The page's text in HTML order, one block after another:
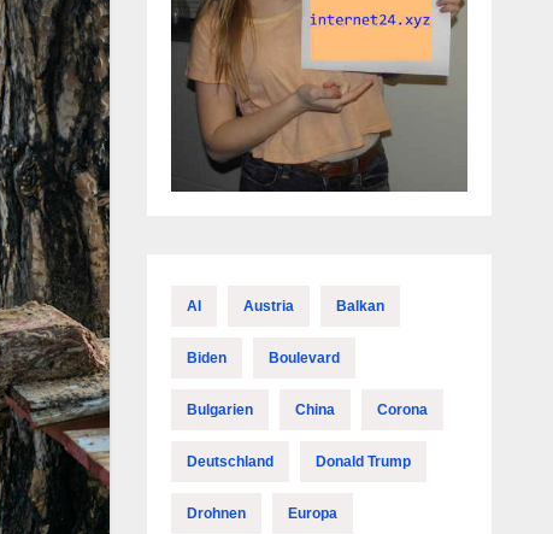
AI Austria Balkan
Biden Boulevard
Bulgarien China Corona
Deutschland Donald Trump
Drohnen Europa